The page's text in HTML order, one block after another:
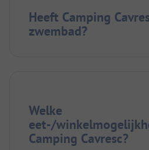
Heeft Camping
zwembad?
Welke
eet-/
Camping Cavresc?